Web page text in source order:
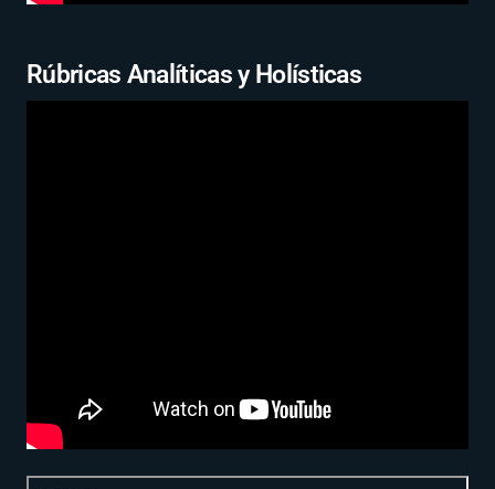
Rúbricas Analíticas y Holísticas